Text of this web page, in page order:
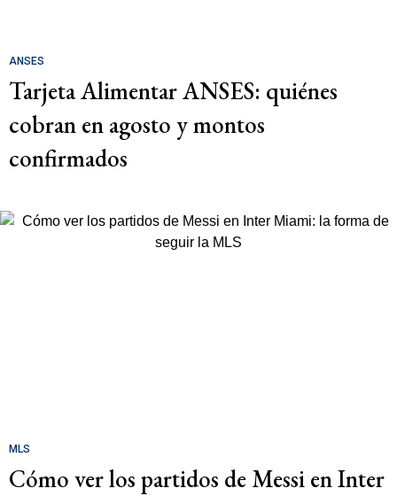
ANSES
Tarjeta Alimentar ANSES: quiénes
cobran en agosto y montos
confirmados
MLS
Cómo ver los partidos de Messi en Inter